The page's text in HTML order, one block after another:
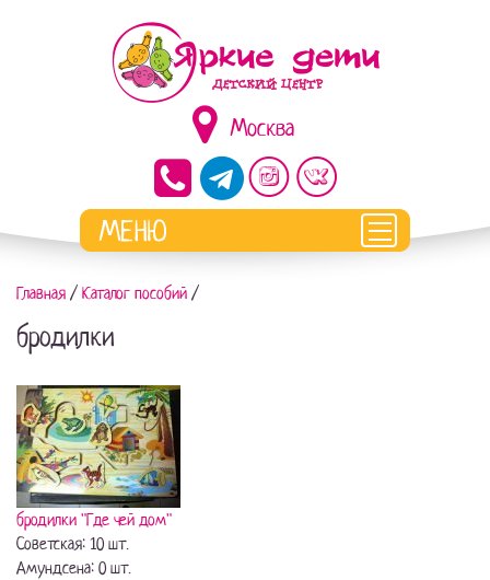
Москва
Главная / Каталог пособий /
бродилки
бродилки "Где чей дом"
Советская: 10 шт.
Амундсена: 0 шт.